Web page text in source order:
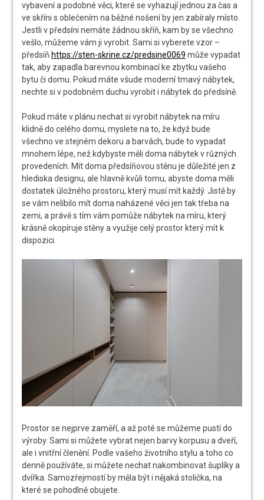
vybavení a podobné věci, které se vyhazují jednou za čas a
ve skříni s oblečením na běžné nošení by jen zabíraly místo.
Jestli v předsíni nemáte žádnou skříň, kam by se všechno
vešlo, můžeme vám ji vyrobit. Sami si vyberete vzor –
předsíň https://sten-skrine.cz/predsine0069 může vypadat
tak, aby zapadla barevnou kombinací ke zbytku vašeho
bytu či domu. Pokud máte všude moderní tmavý nábytek,
nechte si v podobném duchu vyrobit i nábytek do předsíně.
Pokud máte v plánu nechat si vyrobit nábytek na míru
klidně do celého domu, myslete na to, že když bude
všechno ve stejném dekoru a barvách, bude to vypadat
mnohem lépe, než kdybyste měli doma nábytek v různých
provedeních. Mít doma předsíňovou stěnu je důležité jen z
hlediska designu, ale hlavně kvůli tomu, abyste doma měli
dostatek úložného prostoru, který musí mít každý. Jistě by
se vám nelíbilo mít doma naházené věci jen tak třeba na
zemi, a právě s tím vám pomůže nábytek na míru, který
krásně okopíruje stěny a využije celý prostor který mít k
dispozici.
Prostor se nejprve zaměří, a až poté se můžeme pustí do
výroby. Sami si můžete vybrat nejen barvy korpusu a dveří,
ale i vnitřní členění. Podle vašeho životního stylu a toho co
denně používáte, si můžete nechat nakombinovat šuplíky a
dvířka. Samozřejmostí by měla být i nějaká stolička, na
které se pohodlně obujete.